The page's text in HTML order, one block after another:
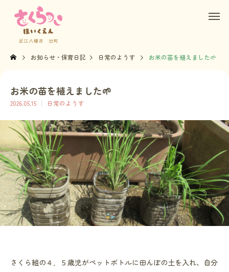
お知らせ・保育日記 日常のようす お米の苗を植えました🌱
お米の苗を植えました🌱
2026.05.15 日常のようす
さくら組の４．５歳児がペットボトルに田んぼの土を入れ、自分